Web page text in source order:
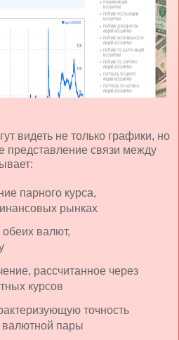
видеть не только графики, но
представление связи между
парного курса,
рынках
валют,
рассчитанное через
курсов
точность
валютной пары